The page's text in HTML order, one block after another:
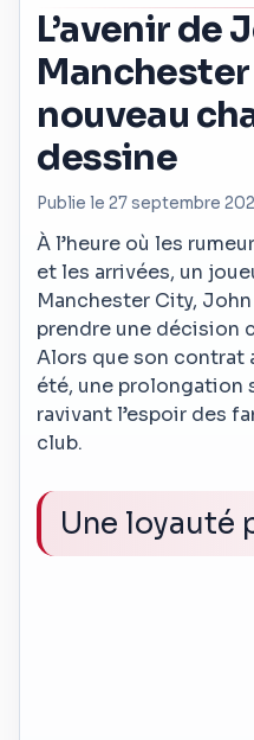
L’avenir de
Manchester
nouveau
dessine
Publie le 27 septembre
À l’heure où les
et les arrivées, un
Manchester City,
prendre une décision
Alors que son contrat
été, une prolongation
ravivant l’espoir des
club.
Une loyauté